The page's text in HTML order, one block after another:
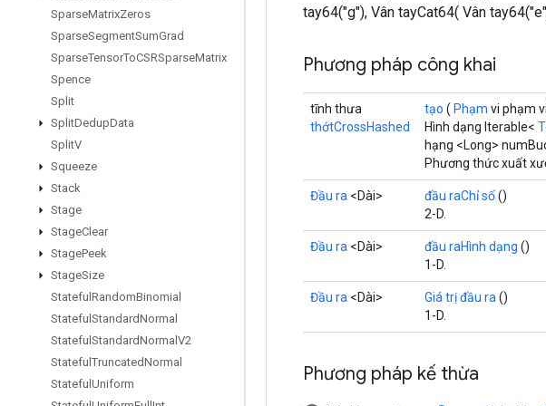
SparseMatrixZeros
SparseSegmentSumGrad
SparseTensorToCSRSparseMatrix
Spence
Split
SplitDedupData
SplitV
Squeeze
Stack
Stage
StageClear
StagePeek
StageSize
Stateful RandomBinomial
Stateful StandardNormal
Stateful StandardNormal V2
Stateful TruncatedNormal
Stateful Uniform
tay64("g"), Vân tayCat64( Vân
Phương pháp công khai
tĩnh thưa
thớtCrossHashed
tạo ( Phạm vi phạm
Hình dạng Iterable<
hạng <Long>
Phương thức xuất
Đầu ra <Dài> đầu raChỉ số()
2-D.
Đầu ra <Dài> đầu raHình dạng ()
1-D.
Đầu ra <Dài> Giá trị đầu ra ()
1-D.
Phương pháp kế thừa